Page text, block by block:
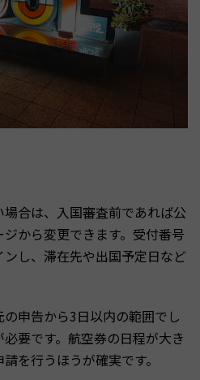
合は、入国審査前であれば公
から変更できます。受付番号
し、滞在先や出国予定日など
申告から3日以内の範囲でし
要です。航空券の日程が大き
を行うほうが確実です。